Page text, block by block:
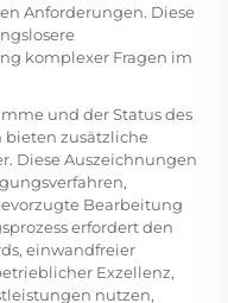
Anforderungen. Diese
komplexer Fragen im
und der Status des
zusätzliche
Diese Auszeichnungen
Bearbeitung
erfordert den
einwandfreier
Exzellenz,
nutzen,